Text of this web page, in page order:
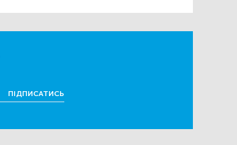
ПІДПИСАТИСЬ